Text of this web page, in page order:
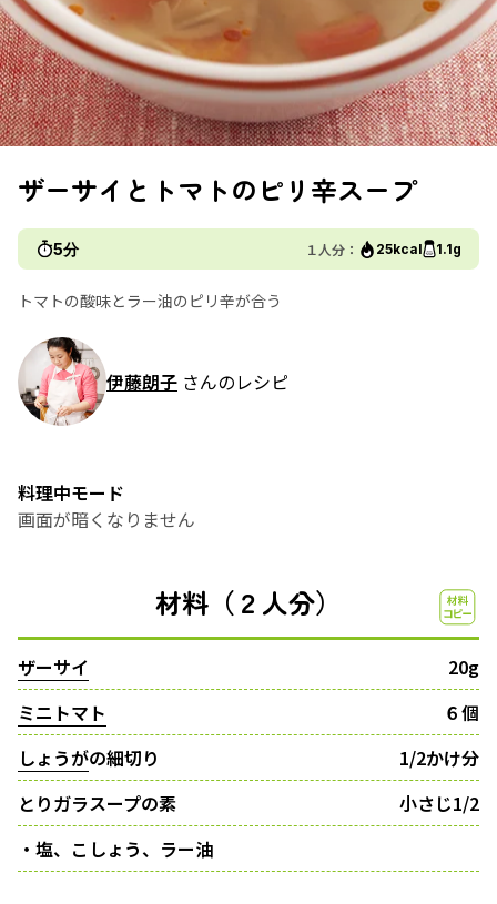
ザーサイとトマトのピリ辛スープ
5分 １人分： 25kcal 1.1g
トマトの酸味とラー油のピリ辛が合う
伊藤朗子 さんのレシピ
料理中モード
画面が暗くなりません
材料（２人分）
ザーサイ
20g
ミニトマト
６個
しょうがの細切り
1/2かけ分
とりガラスープの素
小さじ1/2
・塩、こしょう、ラー油